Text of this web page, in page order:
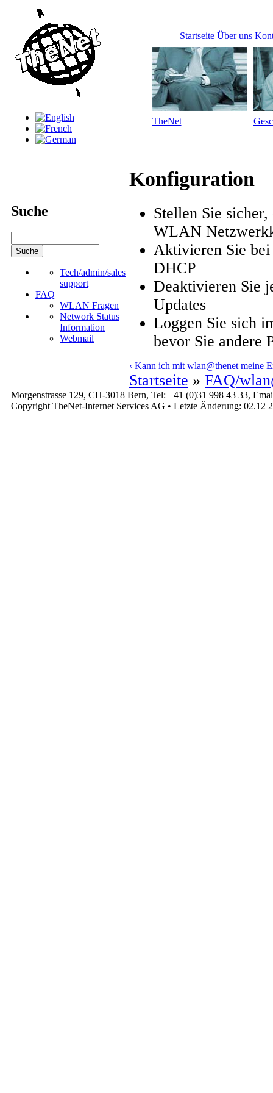
Startseite Über uns
TheNet
Suche
Tech/admin/sales
support
FAQ
WLAN Fragen
Network Status
Information
Webmail
Konfiguration
Stellen Sie
WLAN
Aktivieren Sie
DHCP
Deaktivieren Sie
Updates
Loggen Sie sich
bevor Sie andere
‹ Kann ich mit wlan@thenet meine
Startseite » FAQ/
Morgenstrasse 129, CH-3018 Bern, Tel: +41 (0)31 998 43 33,
Copyright TheNet-Internet Services AG • Letzte Änderung: 02.12